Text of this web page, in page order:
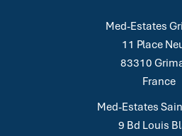
Med-Estates
11 Place
83310
France
Med-Estates
9 Bd Louis